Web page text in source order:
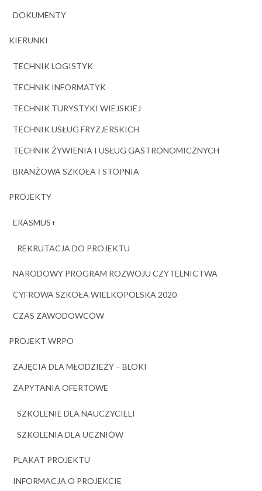
DOKUMENTY
KIERUNKI
TECHNIK LOGISTYK
TECHNIK INFORMATYK
TECHNIK TURYSTYKI WIEJSKIEJ
TECHNIK USŁUG FRYZJERSKICH
TECHNIK ŻYWIENIA I USŁUG GASTRONOMICZNYCH
BRANŻOWA SZKOŁA I STOPNIA
PROJEKTY
ERASMUS+
REKRUTACJA DO PROJEKTU
NARODOWY PROGRAM ROZWOJU CZYTELNICTWA
CYFROWA SZKOŁA WIELKOPOLSKA 2020
CZAS ZAWODOWCÓW
PROJEKT WRPO
ZAJĘCIA DLA MŁODZIEŻY – BLOKI
ZAPYTANIA OFERTOWE
SZKOLENIE DLA NAUCZYCIELI
SZKOLENIA DLA UCZNIÓW
PLAKAT PROJEKTU
INFORMACJA O PROJEKCIE